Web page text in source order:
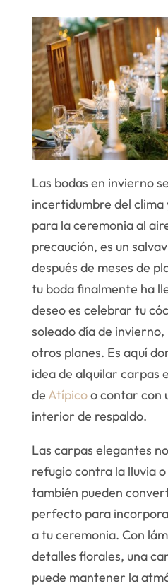
Las bodas en invierno
incertidumbre del clima
para la ceremonia al
precaución, es un
después de meses de
tu boda finalmente ha
deseo es celebrar tu
soleado día de invierno,
otros planes. Es aquí
idea de alquilar carpas
de Atípicoo contar con
interior de respaldo.
Las carpas elegantes
refugio contra la lluvia
también pueden
perfecto para
a tu ceremonia. Con
detalles florales, una
puede mantener la